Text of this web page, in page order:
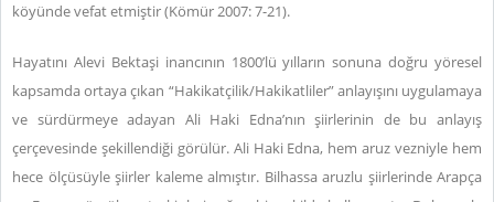
köyünde vefat etmiştir (Kömür 2007: 7-21).
Hayatını Alevi Bektaşi inancının 1800’lü yılların sonuna doğru yöresel
kapsamda ortaya çıkan “Hakikatçilik/Hakikatliler” anlayışını uygulamaya
ve sürdürmeye adayan Ali Haki Edna’nın şiirlerinin de bu anlayış
çerçevesinde şekillendiği görülür. Ali Haki Edna, hem aruz vezniyle hem
hece ölçüsüyle şiirler kaleme almıştır. Bilhassa aruzlu şiirlerinde Arapça